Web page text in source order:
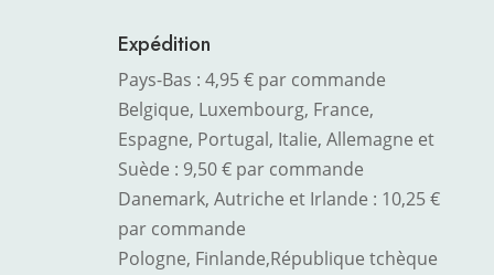
Expédition
Pays-Bas : 4,95 € par commande
Belgique, Luxembourg, France,
Espagne, Portugal, Italie, Allemagne et
Suède : 9,50 € par commande
Danemark, Autriche et Irlande : 10,25 €
par commande
Pologne, Finlande,République tchèque